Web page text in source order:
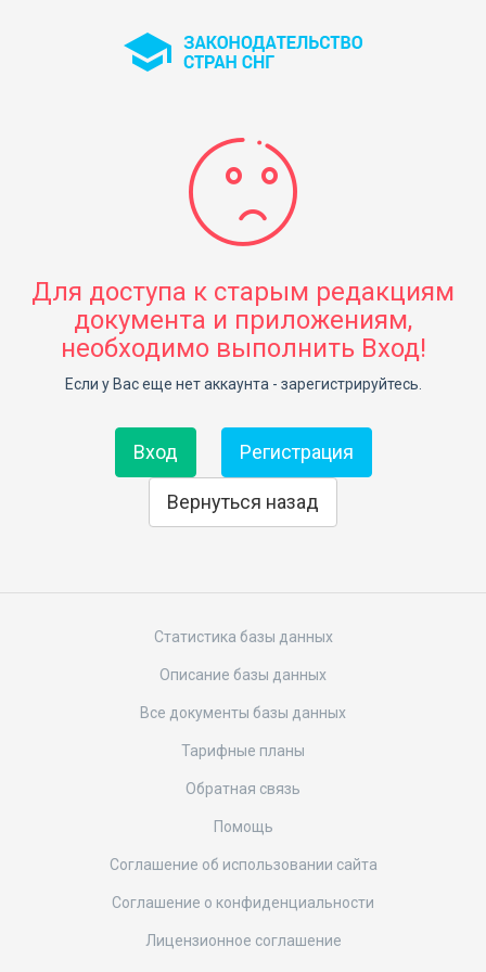
Для доступа к старым редакциям
документа и приложениям,
необходимо выполнить Вход!
Если у Вас еще нет аккаунта - зарегистрируйтесь.
Вход Регистрация
Вернуться назад
Статистика базы данных
Описание базы данных
Все документы базы данных
Тарифные планы
Обратная связь
Помощь
Соглашение об использовании сайта
Соглашение о конфиденциальности
Лицензионное соглашение